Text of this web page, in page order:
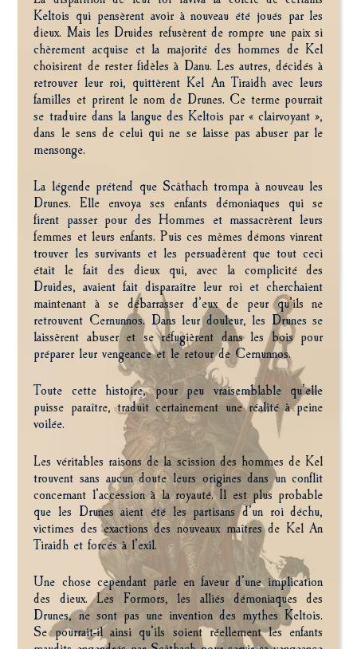
Keltois qui pensèrent avoir à nouveau été joués par les
dieux. Mais les Druides refusèrent de rompre une paix si
chèrement acquise et la majorité des hommes de Kel
choisirent de rester fidèles à Danu. Les autres, décidés à
retrouver leur roi, quittèrent Kel An Tiraidh avec leurs
familles et prirent le nom de Drunes. Ce terme pourrait
se traduire dans la langue des Keltois par « clairvoyant »,
dans le sens de celui qui ne se laisse pas abuser par le
mensonge.
La légende prétend que Scâthach trompa à nouveau les
Drunes. Elle envoya ses enfants démoniaques qui se
firent passer pour des Hommes et massacrèrent leurs
femmes et leurs enfants. Puis ces mêmes démons vinrent
trouver les survivants et les persuadèrent que tout ceci
était le fait des dieux qui, avec la complicité des
Druides, avaient fait disparaître leur roi et cherchaient
maintenant à se débarrasser d’eux de peur qu’ils ne
retrouvent Cernunnos. Dans leur douleur, les Drunes se
laissèrent abuser et se réfugièrent dans les bois pour
préparer leur vengeance et le retour de Cernunnos.
Toute cette histoire, pour peu vraisemblable qu’elle
puisse paraître, traduit certainement une réalité à peine
voilée.
Les véritables raisons de la scission des hommes de Kel
trouvent sans aucun doute leurs origines dans un conflit
concernant l’accession à la royauté. Il est plus probable
que les Drunes aient été les partisans d’un roi déchu,
victimes des exactions des nouveaux maîtres de Kel An
Tiraidh et forcés à l’exil.
Une chose cependant parle en faveur d’une implication
des dieux. Les Formors, les alliés démoniaques des
Drunes, ne sont pas une invention des mythes Keltois.
Se pourrait-il ainsi qu’ils soient réellement les enfants